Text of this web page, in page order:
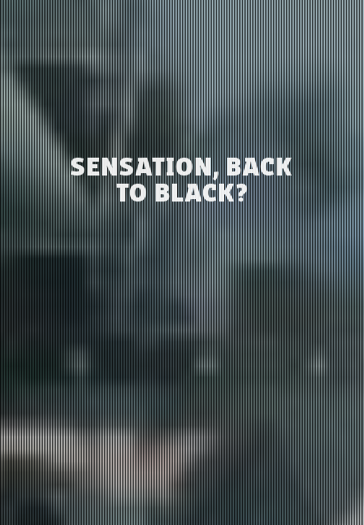
SENSATION, BACK
TO BLACK?